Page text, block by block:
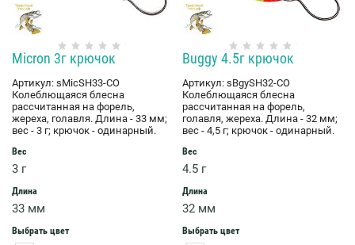
Micron 3г крючок
Артикул: sMicSH33-CO
Колеблющаяся блесна
рассчитанная на форель,
жереха, голавля. Длина - 33 мм;
вес - 3 г; крючок - одинарный.
Вес
3 г
Длина
33 мм
Выбрать цвет
Buggy 4.5г крючок
Артикул: sBgySH32-CO
Колеблющаяся блесна
рассчитанная на форель,
голавля, жереха. Длина - 32 мм;
вес - 4,5 г; крючок - одинарный.
Вес
4.5 г
Длина
32 мм
Выбрать цвет